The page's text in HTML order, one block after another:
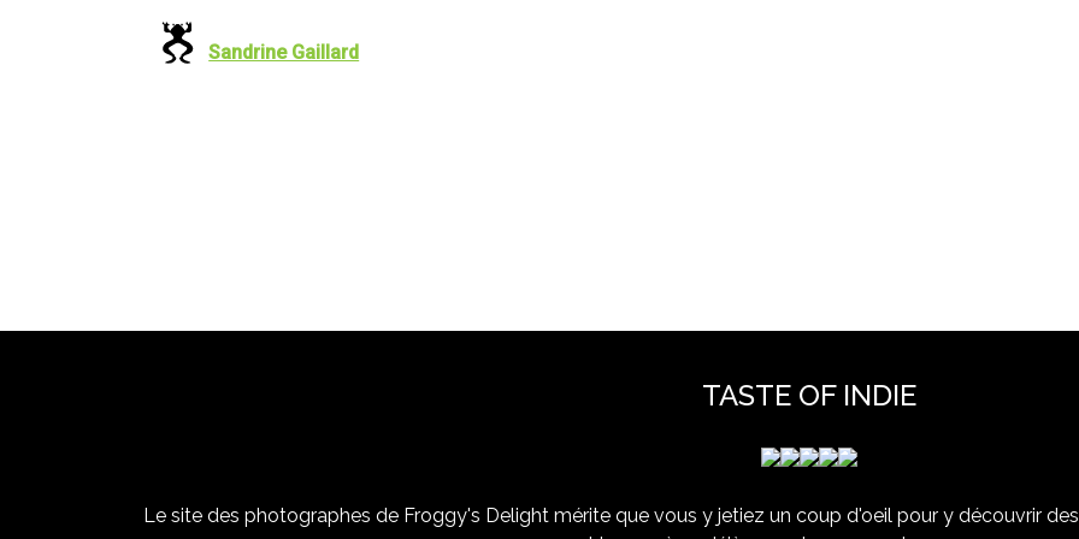
Sandrine Gaillard
TASTE OF INDIE
Le site des photographes de Froggy's Delight mérite que vous y jetiez un coup d'oeil pour y découvrir